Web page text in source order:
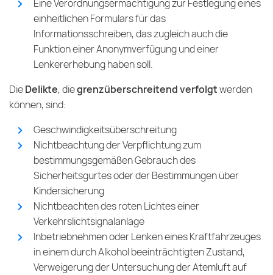
Eine Verordnungsermächtigung zur Festlegung eines
einheitlichen Formulars für das
Informationsschreiben, das zugleich auch die
Funktion einer Anonymverfügung und einer
Lenkererhebung haben soll.
DieDelikte, diegrenzüberschreitend verfolgtwerden
können, sind:
Geschwindigkeitsüberschreitung
Nichtbeachtung der Verpflichtung zum
bestimmungsgemäßen Gebrauch des
Sicherheitsgurtes oder der Bestimmungen über
Kindersicherung
Nichtbeachten des roten Lichtes einer
Verkehrslichtsignalanlage
Inbetriebnehmen oder Lenken eines Kraftfahrzeuges
in einem durch Alkohol beeinträchtigten Zustand,
Verweigerung der Untersuchung der Atemluft auf